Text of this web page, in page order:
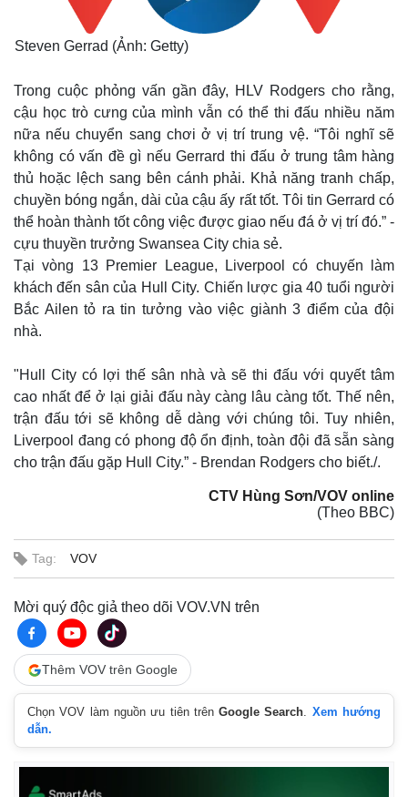
Steven Gerrad (Ảnh: Getty)
Trong cuộc phỏng vấn gần đây, HLV Rodgers cho rằng,
cậu học trò cưng của mình vẫn có thể thi đấu nhiều năm
nữa nếu chuyển sang chơi ở vị trí trung vệ. “Tôi nghĩ sẽ
không có vấn đề gì nếu Gerrard thi đấu ở trung tâm hàng
thủ hoặc lệch sang bên cánh phải. Khả năng tranh chấp,
chuyền bóng ngắn, dài của cậu ấy rất tốt. Tôi tin Gerrard có
thể hoàn thành tốt công việc được giao nếu đá ở vị trí đó.” -
cựu thuyền trưởng Swansea City chia sẻ.
Tại vòng 13 Premier League, Liverpool có chuyến làm
khách đến sân của Hull City. Chiến lược gia 40 tuổi người
Bắc Ailen tỏ ra tin tưởng vào việc giành 3 điểm của đội
nhà.
"Hull City có lợi thế sân nhà và sẽ thi đấu với quyết tâm
cao nhất để ở lại giải đấu này càng lâu càng tốt. Thế nên,
trận đấu tới sẽ không dễ dàng với chúng tôi. Tuy nhiên,
Liverpool đang có phong độ ổn định, toàn đội đã sẵn sàng
cho trận đấu gặp Hull City.” - Brendan Rodgers cho biết./.
CTV Hùng Sơn/VOV online
(Theo BBC)
Tag: VOV
Mời quý độc giả theo dõi VOV.VN trên
Thêm VOV trên Google
Chọn VOV làm nguồn ưu tiên trênGoogle Search. Xem hướng
dẫn.